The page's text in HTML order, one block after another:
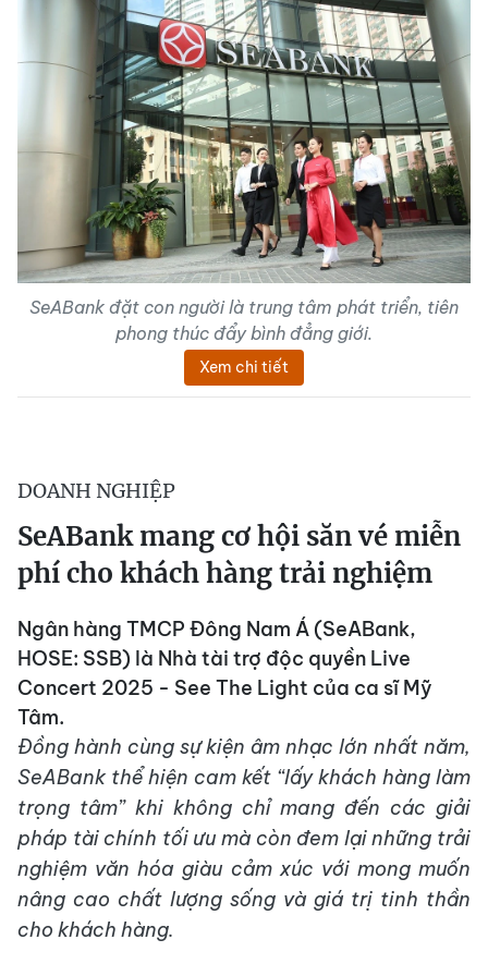
SeABank đặt con người là trung tâm phát triển, tiên
phong thúc đẩy bình đẳng giới.
Xem chi tiết
DOANH NGHIỆP
SeABank mang cơ hội săn vé miễn
phí cho khách hàng trải nghiệm
Ngân hàng TMCP Đông Nam Á (SeABank,
HOSE: SSB) là Nhà tài trợ độc quyền Live
Concert 2025 - See The Light của ca sĩ Mỹ
Tâm.
Đồng hành cùng sự kiện âm nhạc lớn nhất năm,
SeABank thể hiện cam kết “lấy khách hàng làm
trọng tâm” khi không chỉ mang đến các giải
pháp tài chính tối ưu mà còn đem lại những trải
nghiệm văn hóa giàu cảm xúc với mong muốn
nâng cao chất lượng sống và giá trị tinh thần
cho khách hàng.